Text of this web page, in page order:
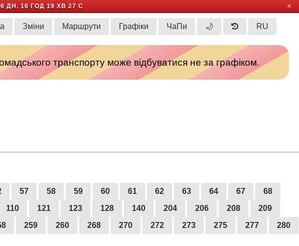
ДН. 16 ГОД 19 ХВ 27 С ✕
Зміни Маршрути Графіки ЧаПи 🌙 RU
транспорту може відбуватися не за графіком.
57 58 59 60 61 62 63 64 67
68
110 121 123 128 140 204 206 208
209
259 260 268 270 272 273 275 277 280